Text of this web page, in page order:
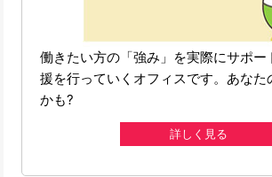
働きたい方の「強み」を実際にサポー
援を行っていくオフィスです。あなた
かも?
詳しく見る